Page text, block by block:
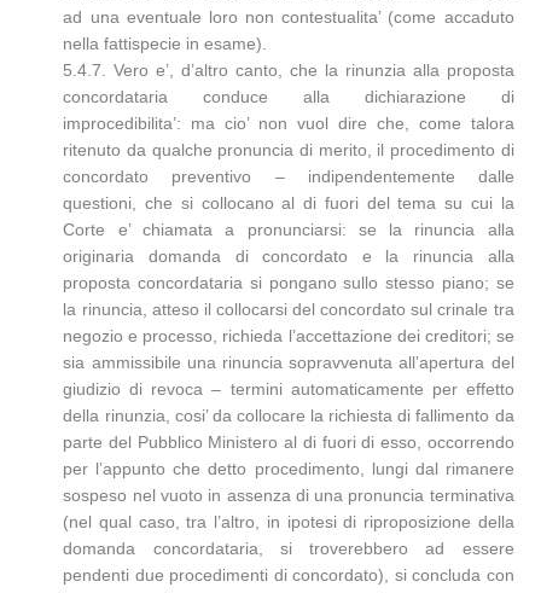
ad una eventuale loro non contestualita’ (come accaduto
nella fattispecie in esame).
5.4.7. Vero e’, d’altro canto, che la rinunzia alla proposta
concordataria conduce alla dichiarazione di
improcedibilita’: ma cio’ non vuol dire che, come talora
ritenuto da qualche pronuncia di merito, il procedimento di
concordato preventivo – indipendentemente dalle
questioni, che si collocano al di fuori del tema su cui la
Corte e’ chiamata a pronunciarsi: se la rinuncia alla
originaria domanda di concordato e la rinuncia alla
proposta concordataria si pongano sullo stesso piano; se
la rinuncia, atteso il collocarsi del concordato sul crinale tra
negozio e processo, richieda l’accettazione dei creditori; se
sia ammissibile una rinuncia sopravvenuta all’apertura del
giudizio di revoca – termini automaticamente per effetto
della rinunzia, cosi’ da collocare la richiesta di fallimento da
parte del Pubblico Ministero al di fuori di esso, occorrendo
per l’appunto che detto procedimento, lungi dal rimanere
sospeso nel vuoto in assenza di una pronuncia terminativa
(nel qual caso, tra l’altro, in ipotesi di riproposizione della
domanda concordataria, si troverebbero ad essere
pendenti due procedimenti di concordato), si concluda con